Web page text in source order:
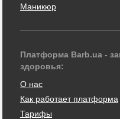
Маникюр
Платформа Barb.ua -
здоровья:
О нас
Как работает платформа
Тарифы